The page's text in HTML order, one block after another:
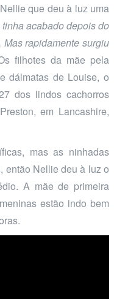
que deu à luz uma
acabado depois do
Mas rapidamente surgiu
filhotes da mãe pela
dálmatas de Louise, o
dos lindos cachorros
em Lancashire,
mas as ninhadas
então Nellie deu à luz o
A mãe de primeira
estão indo bem